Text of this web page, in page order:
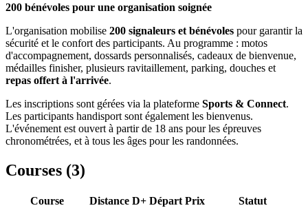
200 bénévoles pour une organisation soignée
L'organisation mobilise 200 signaleurs et bénévoles pour garantir la
sécurité et le confort des participants. Au programme : motos
d'accompagnement, dossards personnalisés, cadeaux de bienvenue,
médailles finisher, plusieurs ravitaillement, parking, douches et
repas offert à l'arrivée.
Les inscriptions sont gérées via la plateforme Sports & Connect.
Les participants handisport sont également les bienvenus.
L'événement est ouvert à partir de 18 ans pour les épreuves
chronométrées, et à tous les âges pour les randonnées.
Courses (3)
Course Distance D+ Départ Prix
Statut